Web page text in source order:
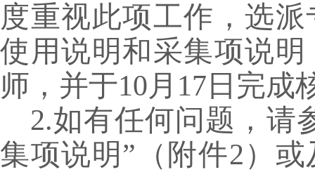
度重视此项工作，选
使用说明和采集项说
师，并于10月 17 日完成
2.如有任何问题，请
集项说明”（附件2）